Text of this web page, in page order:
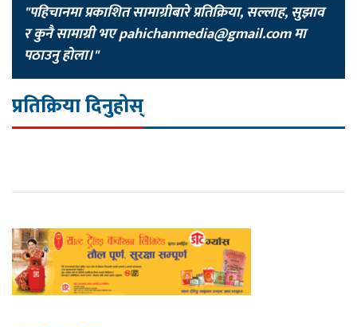
"पहिचानमा प्रकाशित सामाग्रीबारे प्रतिक्रिया, सल्लाह, सुझाव
र कुनै सामाग्री भएpahichanmedia@gmail.comमा
पठाउनु होला।"
प्रतिक्रिया दिनुहोस्